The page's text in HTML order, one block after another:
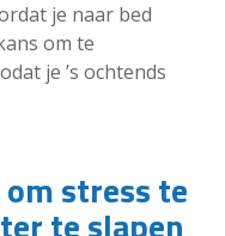
je naar bed
om te
je ’s ochtends
stress te